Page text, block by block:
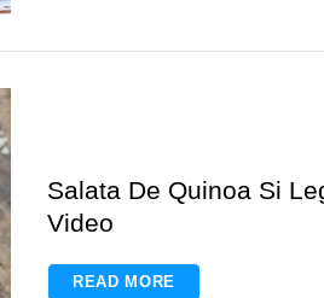
Salata De Quinoa Si
Video
READ MORE